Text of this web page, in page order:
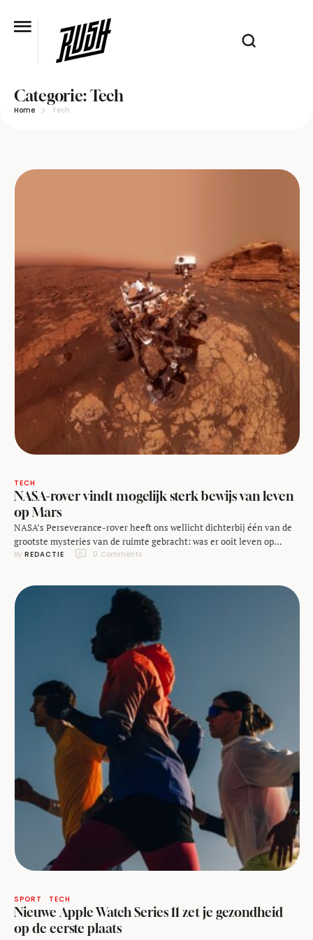
Categorie:Tech
Home Tech
TECH
NASA-rover vindt mogelijk sterk bewijs van leven
op Mars
NASA’s Perseverance-rover heeft ons wellicht dichterbij één van de
grootste mysteries van de ruimte gebracht: was er ooit leven op
Mars? Wetenschappers hebben sterke aanwijzingen gevonden in
gepubliceerd werd in Nature, gaat het om het overtuigendste bewijs
tot nu toe. In een rotskernmonster van …
By REDACTIE 0 Comments
SPORT TECH
Nieuwe Apple Watch Series 11 zet je gezondheid
op de eerste plaats